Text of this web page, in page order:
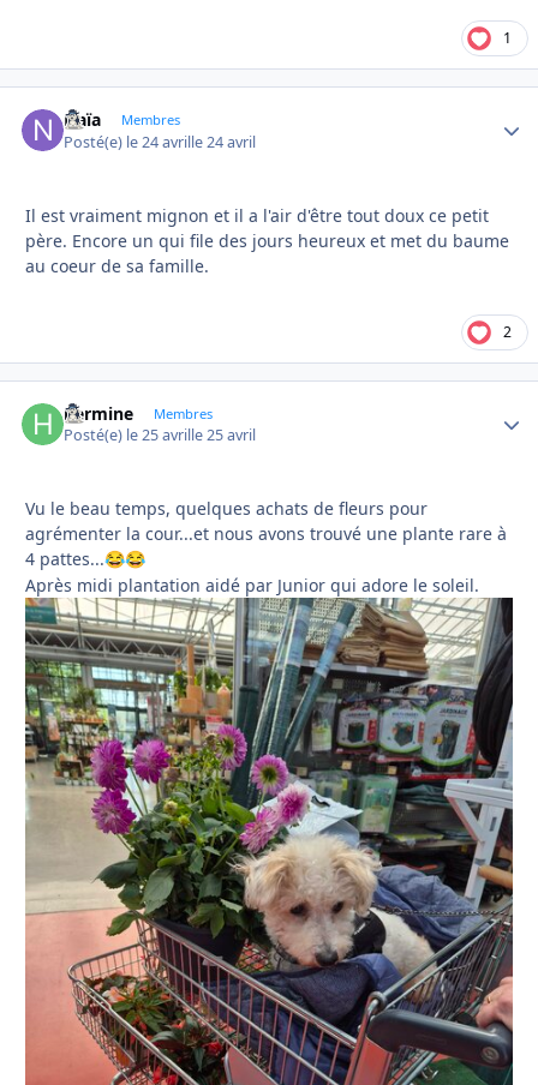
1
Naïa Membres
Posté(e) le 24 avrille 24 avril
Il est vraiment mignon et il a l'air d'être tout doux ce petit
père. Encore un qui file des jours heureux et met du baume
au coeur de sa famille.
2
hermine Membres
Posté(e) le 25 avrille 25 avril
Vu le beau temps, quelques achats de fleurs pour
agrémenter la cour...et nous avons trouvé une plante rare à
4 pattes...😂😂
Après midi plantation aidé par Junior qui adore le soleil.